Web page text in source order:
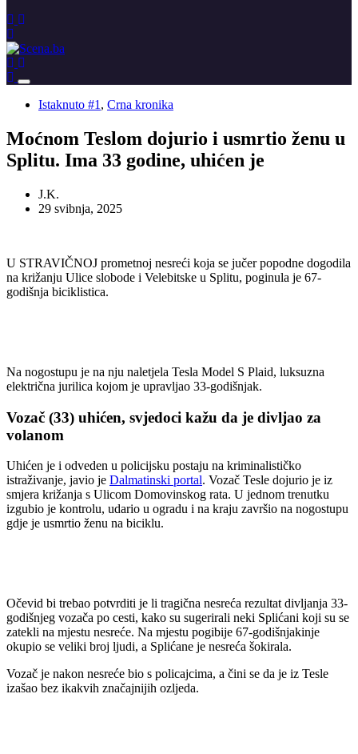
Istaknuto #1 , Crna kronika
Moćnom Teslom dojurio i usmrtio ženu u
Splitu. Ima 33 godine, uhićen je
J.K.
29 svibnja, 2025
U STRAVIČNOJ prometnoj nesreći koja se jučer popodne dogodila
na križanju Ulice slobode i Velebitske u Splitu, poginula je 67-
godišnja biciklistica.
Na nogostupu je na nju naletjela Tesla Model S Plaid, luksuzna
električna jurilica kojom je upravljao 33-godišnjak.
Vozač (33) uhićen, svjedoci kažu da je divljao za
volanom
Uhićen je i odveden u policijsku postaju na kriminalističko
istraživanje, javio je Dalmatinski portal. Vozač Tesle dojurio je iz
smjera križanja s Ulicom Domovinskog rata. U jednom trenutku
izgubio je kontrolu, udario u ogradu i na kraju završio na nogostupu
gdje je usmrtio ženu na biciklu.
Očevid bi trebao potvrditi je li tragična nesreća rezultat divljanja 33-
godišnjeg vozača po cesti, kako su sugerirali neki Splićani koji su se
zatekli na mjestu nesreće. Na mjestu pogibije 67-godišnjakinje
okupio se veliki broj ljudi, a Splićane je nesreća šokirala.
Vozač je nakon nesreće bio s policajcima, a čini se da je iz Tesle
izašao bez ikakvih značajnijih ozljeda.